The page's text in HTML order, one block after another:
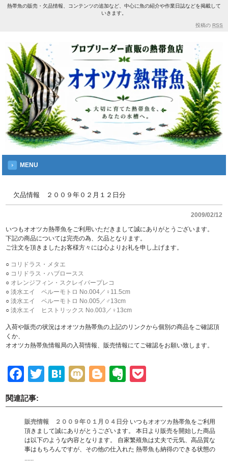
熱帯魚の販売・欠品情報、コンテンツの追加など、中心に魚の紹介や作業日誌などを掲載して
いきます。
投稿の RSS
MENU
欠品情報 ２００９年０２月１２日分
2009/02/12
いつもオオツカ熱帯魚をご利用いただきまして誠にありがとうございます。
下記の商品については完売の為、欠品となります。
ご注文を頂きましたお客様方々には心よりお礼を申し上げます。
○ コリドラス・メタエ
○ コリドラス・ハブロースス
○ オレンジフィン・スクレイパープレコ
○淡水エイ ペルーモトロ No.004／♀11.5cm
○淡水エイ ペルーモトロ No.005／♂13cm
○淡水エイ ヒストリックス No.003／♀13cm
入荷や販売の状況はオオツカ熱帯魚の上記のリンクから個別の商品をご確認頂
くか、
オオツカ熱帯魚情報局の入荷情報、販売情報にてご確認をお願い致します。
Facebook
Twitter
Hatena
MixiBloggerEvernote
関連記事:
販売情報 ２００９年０１月０４日分 いつもオオツカ熱帯魚をご利用
頂きまして誠にありがとうございます。 本日より販売を開始した商品
は以下のような内容となります。 自家繁殖魚は丈夫で元気、高品質な
事はもちろんですが、その他の仕入れた 熱帯魚も納得のできる状態の
......